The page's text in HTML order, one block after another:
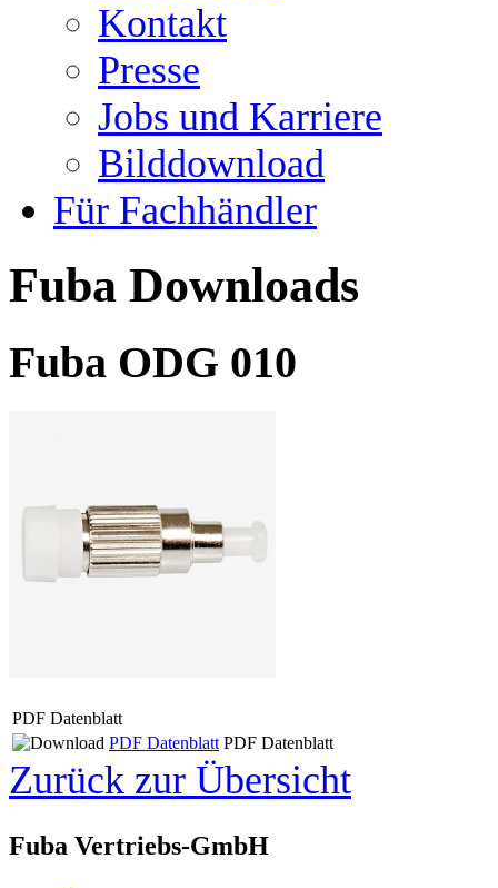
Kontakt
Presse
Jobs und Karriere
Bilddownload
Für Fachhändler
Fuba Downloads
Fuba ODG 010
PDF Datenblatt
PDF Datenblatt PDF Datenblatt
Zurück zur Übersicht
Fuba Vertriebs-GmbH